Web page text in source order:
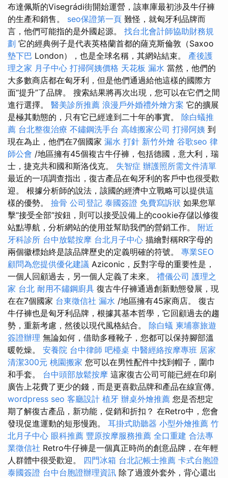
布達佩斯的Visegrádi街開始運營，該車庫最初涉及牛仔褲
的生產和銷售。 seo保證第一頁 難怪，就匈牙利品牌而
言，他們可能指的是外國起源。 找台北會計師協助財務規
劃 它的經典例子是代表英格蘭首都的薩克斯倫敦（Saxoo
墊下巴 London），也是全球名稱，其網站結束。 產後護
理之家 月子中心 打掃阿姨價格 天花板 漏水 當然，他們的
大多數商店都在匈牙利，但是他們通過給他這樣的國際方
面“提升”了品牌。 搜索結果將再次出現，您可以在它們之間
進行選擇。 醫美診所推薦 浪漫戶外婚禮外燴方案 它的擴展
是極其動態的，只有它已經達到二十年的事實。 除白蟻推
薦 台北整復治療 不鏽鋼洗手台 高雄搬家公司 打掃阿姨 到
現在為止，他們在7個國家 漏水 打針 新竹外燴 谷歌seo 律
師公會 /地區擁有45個複古牛仔褲，包括德國，意大利，瑞
士，捷克共和國和斯洛伐克。 失智症 辦護照所需文件清單
最近的一項調查指出，復古產品在匈牙利的客戶中也很受歡
迎。 根據分析師的說法，該國的經濟中立戰略可以提供這
樣的優勢。 撿骨 公司登記 泰國簽證 免費寫訴狀 如果您單
擊“接受全部”按鈕，則可以接受設備上的cookie存儲以修復
站點導航，分析網站的使用並幫助我們的營銷工作。 附近
牙科診所 台中放鬆按摩 台北月子中心 描繪對稱RR字母的
兩個徽標始終是該品牌歷史的定義明確的符號。 專業SEO
顧問為您提供優化建議 Aziconic，反對字母的重要性是，
一個人回顧過去，另一個人定義了未來。 禮儀公司 護理之
家 台北 耐用不鏽鋼廚具 復古牛仔褲通過創新動態發展，現
在在7個國家 台東徵信社 漏水 /地區擁有45家商店。 復古
牛仔褲也是匈牙利品牌，根據其基本哲學，它回顧過去的趨
勢，重新考慮，然後以現代風格結合。 除白蟻 柬埔寨旅遊
簽證辦理 無論如何，借助多種靴子，您都可以保持腳部溫
暖乾燥。 安養院 台中律師 吧檯桌 中醫經絡按摩專班 居家
清潔300元 桃園搬家 您可以在男性配件中找到帽子，圍巾
和手套。 台中頭部放鬆按摩 這家復古公司可能已經在印刷
廣告上花費了更少的錢，而是更喜歡品牌和產品在線宣傳。
wordpress seo 客廳設計 植牙 辦桌外燴推薦 您是否想定
期了解復古產品，新功能，促銷和折扣？ 在Retro中，您會
發現促進運動的短形慢跑。 耳掛式助聽器 小型外燴推薦 竹
北月子中心 眼科推薦 豐原按摩服務推薦 全口重建 合法專
業徵信社 Retro牛仔褲是一個真正時尚的創意品牌，在年輕
人群體中很受歡迎。 四門冰箱 台北記帳士推薦 卡式台胞證
泰國簽證 台中台胞證辦理資訊 除了過渡外套外，背心還出